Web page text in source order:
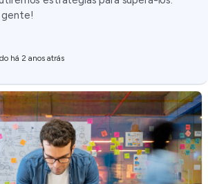
gente!
há 2 anos atrás